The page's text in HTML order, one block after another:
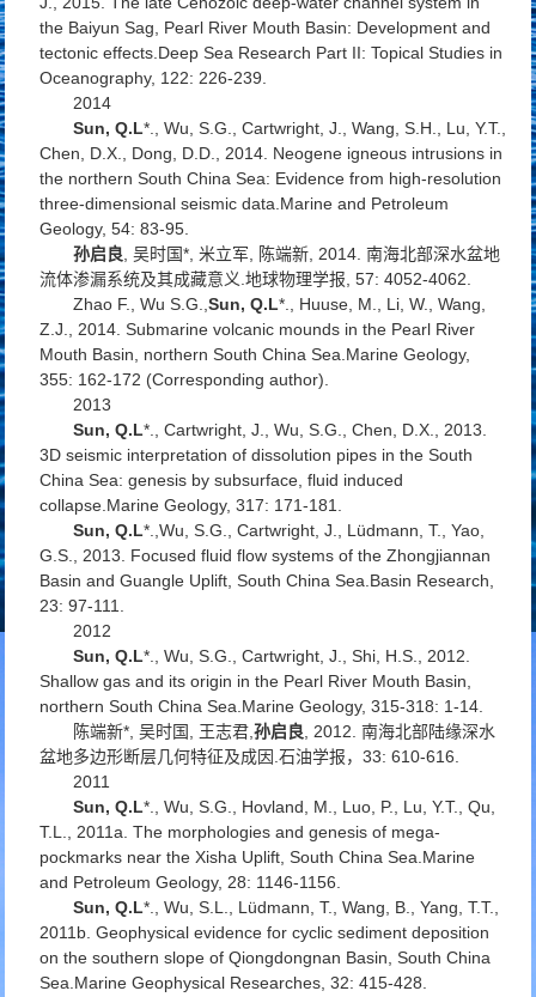
the Baiyun Sag, Pearl River Mouth Basin: Development and
tectonic effects. Deep Sea Research Part II: Topical Studies in
Oceanography, 122: 226-239.
2014
Sun, Q.L*., Wu, S.G., Cartwright, J., Wang, S.H., Lu, Y.T.,
Chen, D.X., Dong, D.D., 2014. Neogene igneous intrusions in
the northern South China Sea: Evidence from high-resolution
three-dimensional seismic data. Marine and Petroleum
Geology, 54: 83-95.
孙启良 , 吴时国*, 米立军, 陈端新, 2014. 南海北部深水盆地
流体渗漏系统及其成藏意义.地球物理学报 , 57: 4052-4062.
Zhao F., Wu S.G.,Sun, Q.L*., Huuse, M., Li, W., Wang,
Z.J., 2014. Submarine volcanic mounds in the Pearl River
Mouth Basin, northern South China Sea. Marine Geology,
355: 162-172 (Corresponding author).
2013
Sun, Q.L*., Cartwright, J., Wu, S.G., Chen, D.X., 2013.
3D seismic interpretation of dissolution pipes in the South
China Sea: genesis by subsurface, fluid induced
collapse. Marine Geology, 317: 171-181.
Sun, Q.L*.,Wu, S.G., Cartwright, J., Lüdmann, T., Yao,
G.S., 2013. Focused fluid flow systems of the Zhongjiannan
Basin and Guangle Uplift, South China Sea. Basin Research
23: 97-111.
2012
Sun, Q.L*., Wu, S.G., Cartwright, J., Shi, H.S., 2012.
Shallow gas and its origin in the Pearl River Mouth Basin,
northern South China Sea. Marine Geology, 315-318: 1-14.
陈端新*, 吴时国, 王志君,孙启良 , 2012. 南海北部陆缘深水
盆地多边形断层几何特征及成因.石油学报，33: 610-616.
2011
Sun, Q.L*., Wu, S.G., Hovland, M., Luo, P., Lu, Y.T., Qu,
T.L., 2011a. The morphologies and genesis of mega-
pockmarks near the Xisha Uplift, South China Sea. Marine
and Petroleum Geology, 28: 1146-1156.
Sun, Q.L*., Wu, S.L., Lüdmann, T., Wang, B., Yang, T.T.,
2011b. Geophysical evidence for cyclic sediment deposition
on the southern slope of Qiongdongnan Basin, South China
Sea. Marine Geophysical Researches , 32: 415-428.